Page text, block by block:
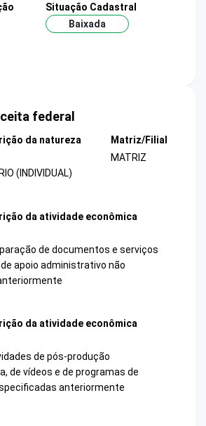
Situação Cadastral
Baixada
federal
da natureza
(INDIVIDUAL)
Matriz/Filial
MATRIZ
da atividade econômica
de documentos e serviços
apoio administrativo não
da atividade econômica
de pós-produção
de vídeos e de programas de
anteriormente